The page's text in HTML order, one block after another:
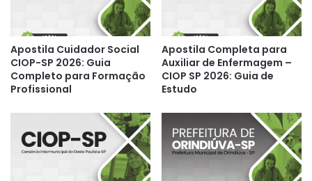
Apostila Cuidador Social
CIOP-SP 2026: Guia
Completo para Formação
Profissional
Apostila Completa para
Auxiliar de Enfermagem –
CIOP SP 2026: Guia de
Estudo